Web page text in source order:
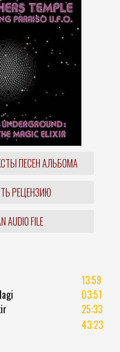
ПЕСЕН АЛЬБОМА
РЕЦЕНЗИЮ
AUDIO FILE
13:59
03:51
25:33
43:23